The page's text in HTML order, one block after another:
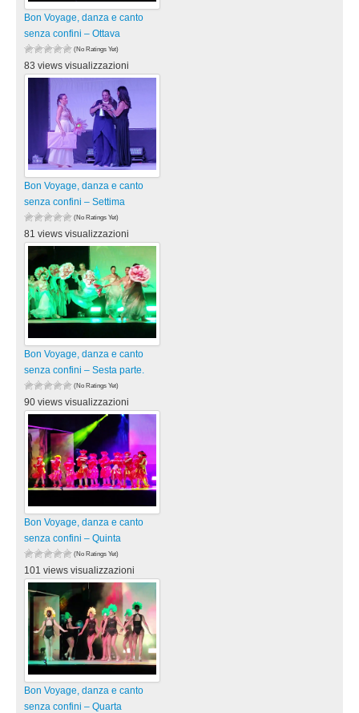
Bon Voyage, danza e canto
senza confini – Ottava
(No Ratings Yet)
83 views visualizzazioni
Bon Voyage, danza e canto
senza confini – Settima
(No Ratings Yet)
81 views visualizzazioni
Bon Voyage, danza e canto
senza confini – Sesta parte.
(No Ratings Yet)
90 views visualizzazioni
Bon Voyage, danza e canto
senza confini – Quinta
(No Ratings Yet)
101 views visualizzazioni
Bon Voyage, danza e canto
senza confini – Quarta